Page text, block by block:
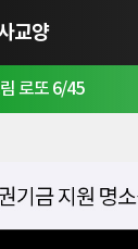
교양
로또 6/45